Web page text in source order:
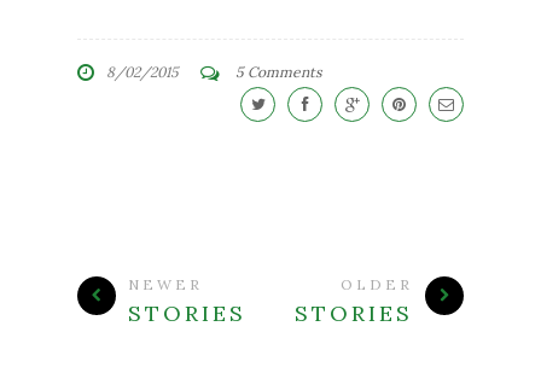
8/02/2015 5 Comments
NEWER
STORIES
OLDER
STORIES